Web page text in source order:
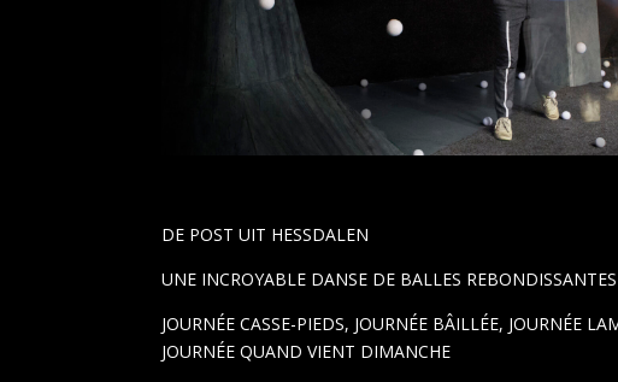
DE POST UIT HESSDALEN
UNE INCROYABLE DANSE DE BALLES REBONDISSANTES
JOURNÉE CASSE-PIEDS, JOURNÉE BÂILLÉE, JOURNÉE
JOURNÉE QUAND VIENT DIMANCHE